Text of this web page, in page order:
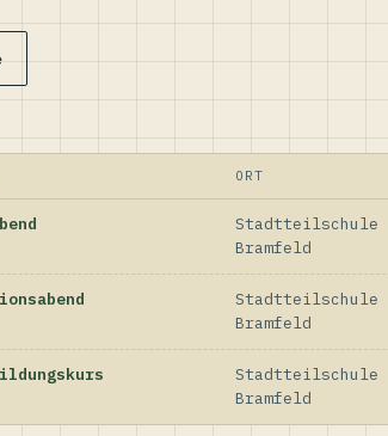
ORT
Stadtteilschule
Bramfeld
Stadtteilschule
Bramfeld
Stadtteilschule
Bramfeld